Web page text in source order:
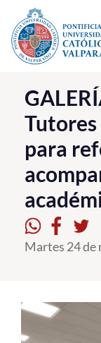
Click acá para ir
La Universidad
Investigación,
PUCV
Vinculación
Admisión
Pregrado
Formación
Tutores
para
Martes 24 de